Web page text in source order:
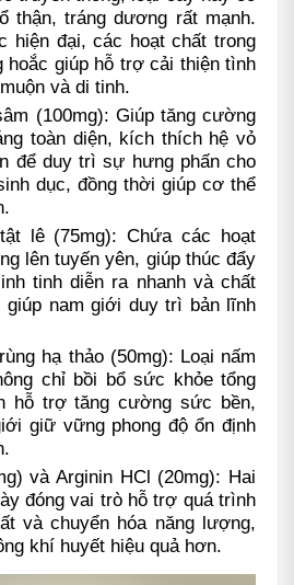
thận, tráng dương rất mạnh.
hiện đại, các hoạt chất trong
hoắc giúp hỗ trợ cải thiện tình
và di tinh.
(100mg): Giúp tăng cường
toàn diện, kích thích hệ vỏ
để duy trì sự hưng phấn cho
dục, đồng thời giúp cơ thể
lê (75mg): Chứa các hoạt
lên tuyến yên, giúp thúc đẩy
tinh diễn ra nhanh và chất
giúp nam giới duy trì bản lĩnh
hạ thảo (50mg): Loại nấm
chỉ bồi bổ sức khỏe tổng
hỗ trợ tăng cường sức bền,
giữ vững phong độ ổn định
và Arginin HCl (20mg): Hai
đóng vai trò hỗ trợ quá trình
và chuyển hóa năng lượng,
khí huyết hiệu quả hơn.